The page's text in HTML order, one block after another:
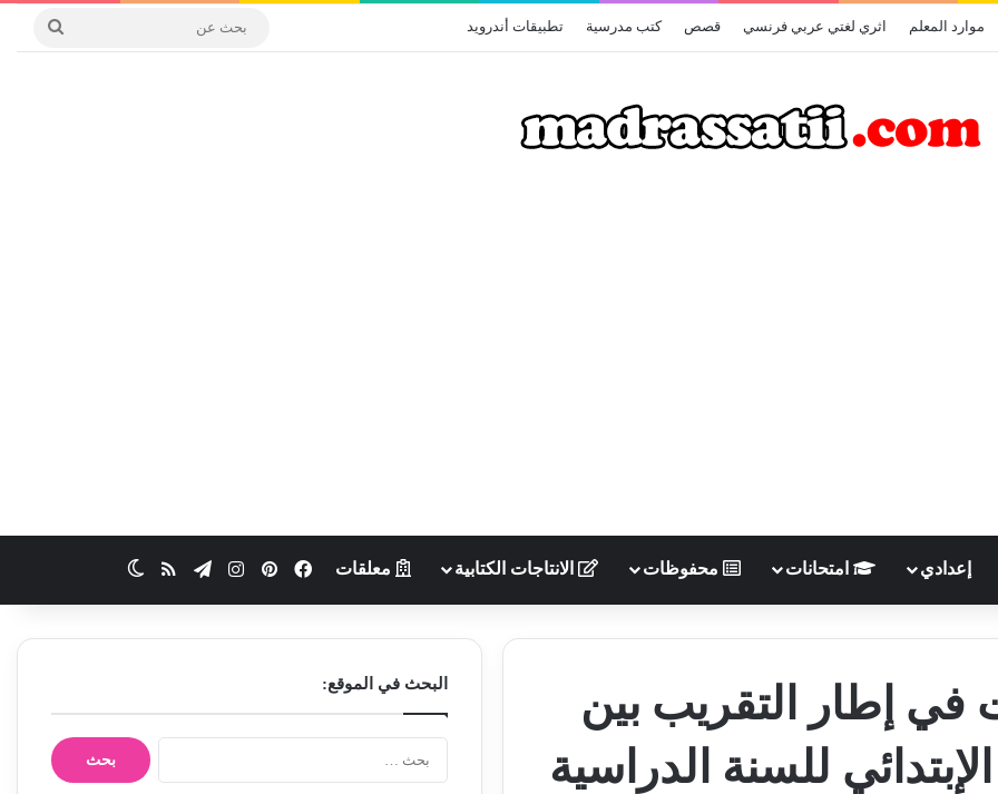
موارد المعلم اثري لغتي عربي فرنسي قصص كتب مدرسية تطبيقات أندرويد
إعدادي امتحانات محفوظات الانتاجات الكتابية معلقات فيسبوكبينتيريستانستقرامتيلقرامملخص الموقع RSS
في إطار التقريب بين
للسنة الدراسية
البحث في الموقع: